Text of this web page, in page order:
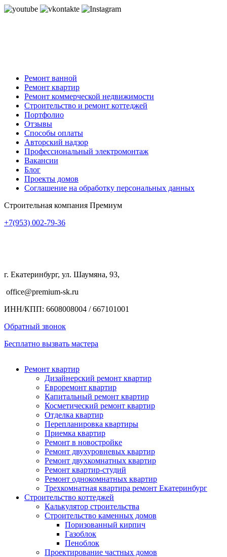
Ремонт ванной
Ремонт квартир
Ремонт коммерческой недвижимости
Строительство и ремонт коттеджей
Портфолио
Отзывы
Способы оплаты
Авторский надзор
Профессиональный электромонтаж
Вакансии
Блог
Проекты домов
Соглашение на обработку персональных данных
Строительная компания Премиум
+7(953) 002-79-36
г. Екатеринбург, ул. Шаумяна, 93,
office@premium-sk.ru
ИНН/КПП: 6608008004 / 667101001
Обратный звонок
Бесплатно вызвать мастера
Ремонт квартир
Дизайнерский ремонт квартир
Евроремонт квартир
Капитальный ремонт квартир
Косметический ремонт квартир
Отделка квартир
Перепланировка квартиры
Приемка квартир
Ремонт в новостройке
Ремонт двухуровневых квартир
Ремонт двухкомнатных квартир
Ремонт квартир-студий
Ремонт однокомнатных квартир
Трехкомнатная квартира ремонт Екатеринбург
Строительство коттеджей
Калькулятор строительства
Строительство каменных домов
Поризованный кирпич
Газоблок
Пеноблок
Проектирование частных домов